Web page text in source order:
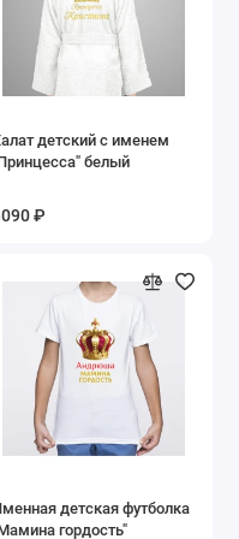
детский с именем
белый
₽
детская футболка
гордость"